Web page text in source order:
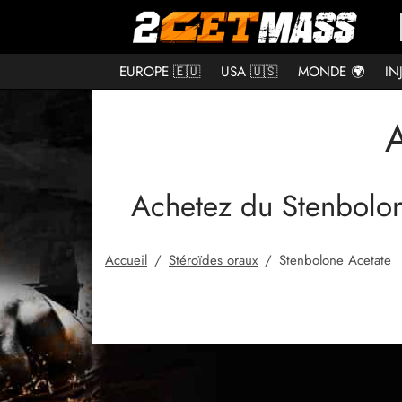
EUROPE 🇪🇺 USA 🇺🇸 MONDE 🌍
Achetez du
Accueil / Stéroïdes oraux / Stenbolone Acetate